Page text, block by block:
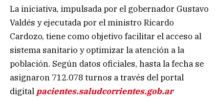
La iniciativa, impulsada por el gobernador Gustavo
Valdés y ejecutada por el ministro Ricardo
Cardozo, tiene como objetivo facilitar el acceso al
sistema sanitario y optimizar la atención a la
población. Según datos oficiales, hasta la fecha se
asignaron 712.078 turnos a través del portal
digital pacientes.saludcorrientes.gob.ar